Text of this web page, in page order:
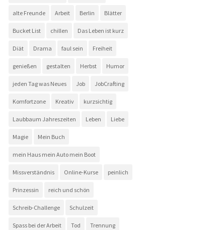
alte Freunde Arbeit Berlin Blätter
Bucket List chillen Das Leben ist kurz
Diät Drama faul sein Freiheit
genießen gestalten Herbst Humor
jeden Tag was Neues Job JobCrafting
Komfortzone Kreativ kurzsichtig
Laubbaum Jahreszeiten Leben Liebe
Magie Mein Buch
mein Haus mein Auto mein Boot
Missverständnis Online-Kurse peinlich
Prinzessin reich und schön
Schreib-Challenge Schulzeit
Spass bei der Arbeit Tod Trennung